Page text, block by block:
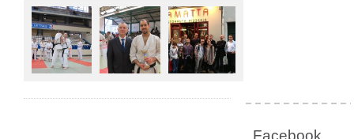
Facebook